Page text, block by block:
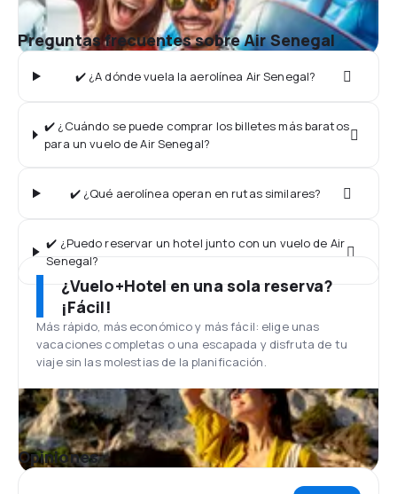
Preguntas frecuentes sobre Air Senegal
✔️ ¿A dónde vuela la aerolínea Air Senegal?
✔️ ¿Cuándo se puede comprar los billetes más baratos
para un vuelo de Air Senegal?
✔️ ¿Qué aerolínea operan en rutas similares?
✔️ ¿Puedo reservar un hotel junto con un vuelo de Air
Senegal?
¿Vuelo+Hotel en una sola reserva?
¡Fácil!
Más rápido, más económico y más fácil: elige unas
vacaciones completas o una escapada y disfruta de tu
viaje sin las molestias de la planificación.
Opiniones